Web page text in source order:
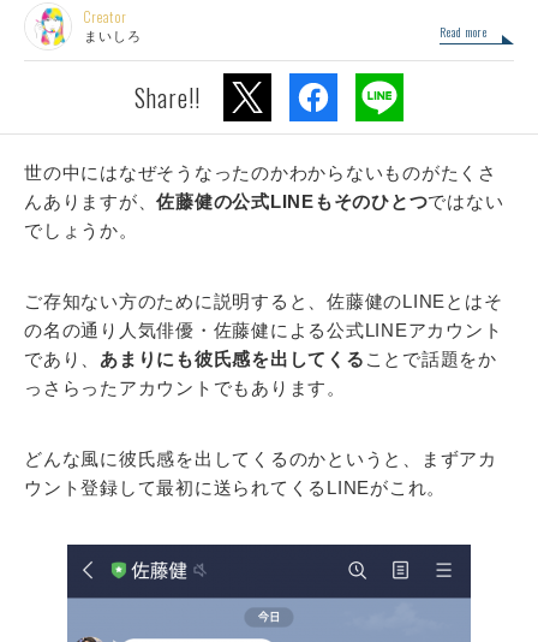
Creator
まいしろ Read more
Share!!
世の中にはなぜそうなったのかわからないものがたくさ
んありますが、佐藤健の公式LINEもそのひとつではない
でしょうか。
ご存知ない方のために説明すると、佐藤健のLINEとはそ
の名の通り人気俳優・佐藤健による公式LINEアカウント
であり、 あまりにも彼氏感を出してくる ことで話題をか
っさらったアカウントでもあります。
どんな風に彼氏感を出してくるのかというと、まずアカ
ウント登録して最初に送られてくるLINEがこれ。